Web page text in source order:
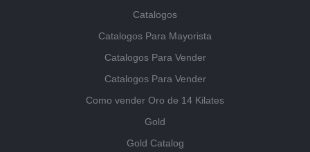
Catalogos
Catalogos Para Mayorista
Catalogos Para Vender
Catalogos Para Vender
Como vender Oro de 14 Kilates
Gold
Gold Catalog